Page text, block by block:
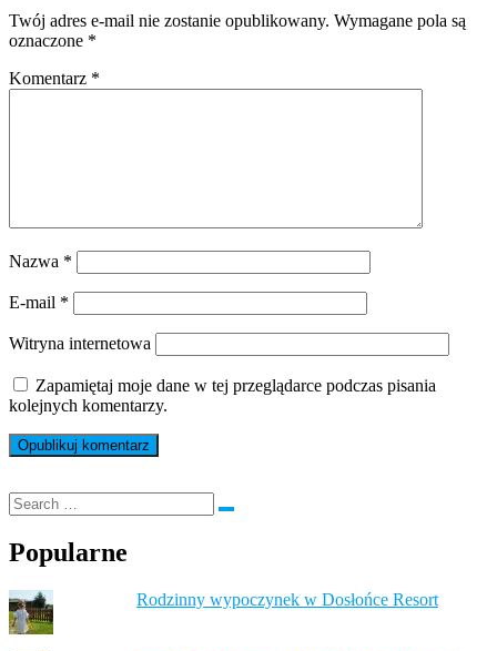
Twój adres e-mail nie zostanie opublikowany. Wymagane pola są
oznaczone *
Komentarz *
Nazwa *
E-mail *
Witryna internetowa
Zapamiętaj moje dane w tej przeglądarce podczas pisania
kolejnych komentarzy.
Popularne
Rodzinny wypoczynek w Dosłońce Resort